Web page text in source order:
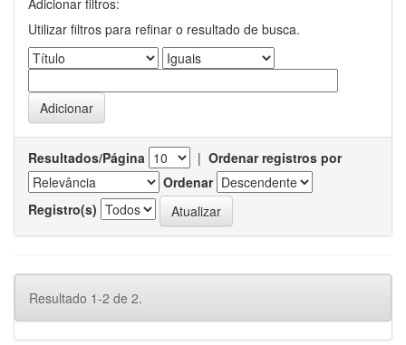
Adicionar filtros:
Utilizar filtros para refinar o resultado de busca.
Resultados/Página | Ordenar registros por
Ordenar
Registro(s)
Resultado 1-2 de 2.